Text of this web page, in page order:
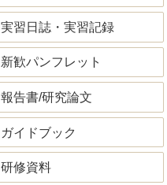
実習日誌・実習記録
新歓パンフレット
報告書/研究論文
ガイドブック
研修資料